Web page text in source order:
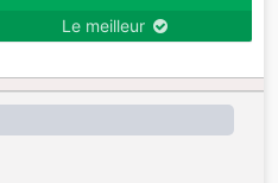
Le meilleur